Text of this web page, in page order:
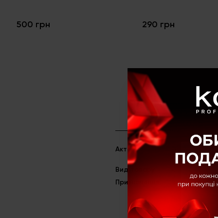
500 грн 290 грн
Актив
Екстракт рису
Вид товару
Призначення Зволожуюче